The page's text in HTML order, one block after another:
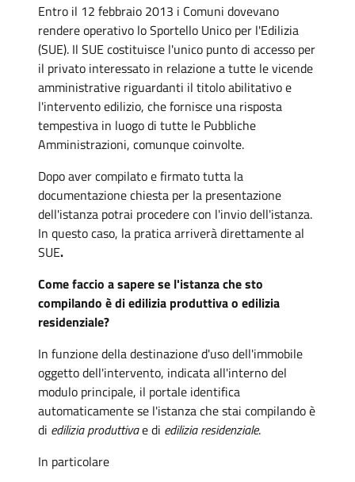
Entro il 12 febbraio 2013 i Comuni dovevano
rendere operativo lo Sportello Unico per l'Edilizia
(SUE). Il SUE costituisce l'unico punto di accesso per
il privato interessato in relazione a tutte le vicende
amministrative riguardanti il titolo abilitativo e
l'intervento edilizio, che fornisce una risposta
tempestiva in luogo di tutte le Pubbliche
Amministrazioni, comunque coinvolte.
Dopo aver compilato e firmato tutta la
documentazione chiesta per la presentazione
dell'istanza potrai procedere con l'invio dell'istanza.
In questo caso, la pratica arriverà direttamente al
SUE.
Come faccio a sapere se l'istanza che sto
compilando è di edilizia produttiva o edilizia
residenziale?
In funzione della destinazione d'uso dell'immobile
oggetto dell'intervento, indicata all'interno del
modulo principale, il portale identifica
automaticamente se l'istanza che stai compilando è
di edilizia produttivae di edilizia residenziale.
In particolare